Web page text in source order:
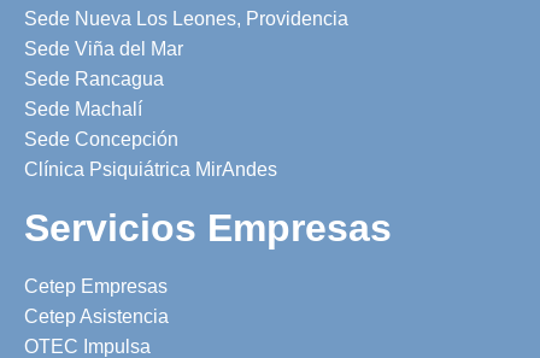
Sede Nueva Los Leones, Providencia
Sede Viña del Mar
Sede Rancagua
Sede Machalí
Sede Concepción
Clínica Psiquiátrica MirAndes
Servicios Empresas
Cetep Empresas
Cetep Asistencia
OTEC Impulsa